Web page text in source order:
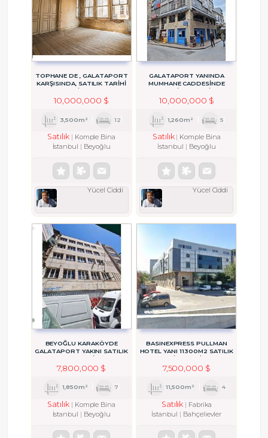
TOPHANE DE , GALATAPORT
KARŞISINDA, SATILIK TARİHİ
BİNA!
10,000,000 $
3,500m² 12
Satılık
Komple Bina
İstanbul
Beyoğlu
Yücel Ciddi
GALATAPORT YANINDA
MUMHANE CADDESİNDE
EMSALSİZ KÖŞE BİNA!
10,000,000 $
1,260m² 5
Satılık
Komple Bina
İstanbul
Beyoğlu
Yücel Ciddi
BEYOĞLU KARAKÖYDE
GALATAPORT YAKINI SATILIK
KOMPLE BİNA
7,800,000 $
1,850m² 7
Satılık
Komple Bina
İstanbul
Beyoğlu
BASINEXPRESS PULLMAN
HOTEL YANI 11300M2 SATILIK
FABRİKA OPTIMUM
7,500,000 $
11,500m² 4
Satılık
Fabrika
İstanbul
Bahçelievler